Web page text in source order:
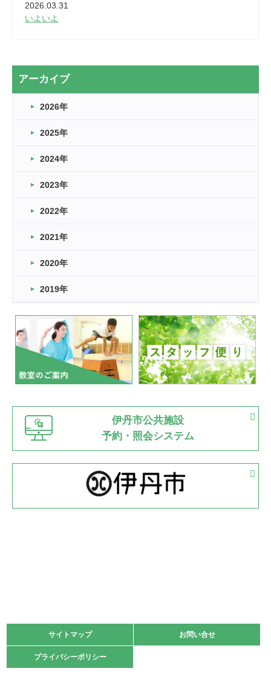
2026.03.31
いよいよ
2026.03.20
なぎなた
2026.03.16
車いすバスケとRくんのお話
2026.03.14
卒業・卒園の季節★
2026.03.11
緑ケ丘体育館
2022.11.03
緑ケ丘体育館
いたっぼーる大会☆彡
緑ケ丘体育館
2022.07.03
市内総合体育大会が開始
緑ケ丘体育館 猪名川運動広場
古池運動広場
2022.06.12
県知事杯争奪バレーボール大会が開催
2022.05.05
体育協会長杯 バドミントン競技の部
2022.05.22
緑ケ丘体育館
2021.10.23
卓球選手権大会ラージボールの部開催☆
アーカイブ
2026年
2025年
2024年
2023年
2022年
2021年
2020年
2019年
伊丹市公共施設
予約・照会システム
サイトマップ お問い合せ
プライバシーポリシー
サイトマップ お問い合せ
プライバシーポリシー